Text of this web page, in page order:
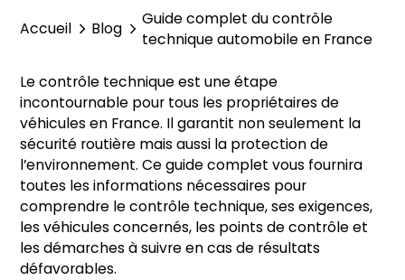
Accueil Blog
Guide complet du contrôle
technique automobile en France
Le contrôle technique est une étape
incontournable pour tous les propriétaires de
véhicules en France. Il garantit non seulement la
sécurité routière mais aussi la protection de
l’environnement. Ce guide complet vous fournira
toutes les informations nécessaires pour
comprendre le contrôle technique, ses exigences,
les véhicules concernés, les points de contrôle et
les démarches à suivre en cas de résultats
défavorables.